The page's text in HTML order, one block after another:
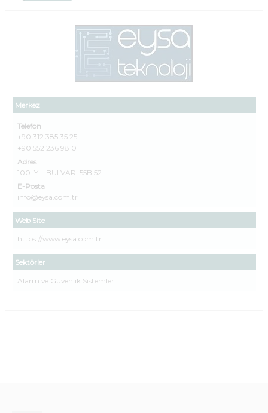
Merkez
Telefon
+90 312 385 35 25
+90 552 236 98 01
Adres
100. YIL BULVARI 55B 52
E-Posta
info@eysa.com.tr
Web Site
https://www.eysa.com.tr
Sektörler
Alarm ve Güvenlik Sistemleri